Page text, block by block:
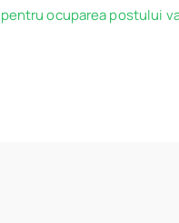
ocuparea postului